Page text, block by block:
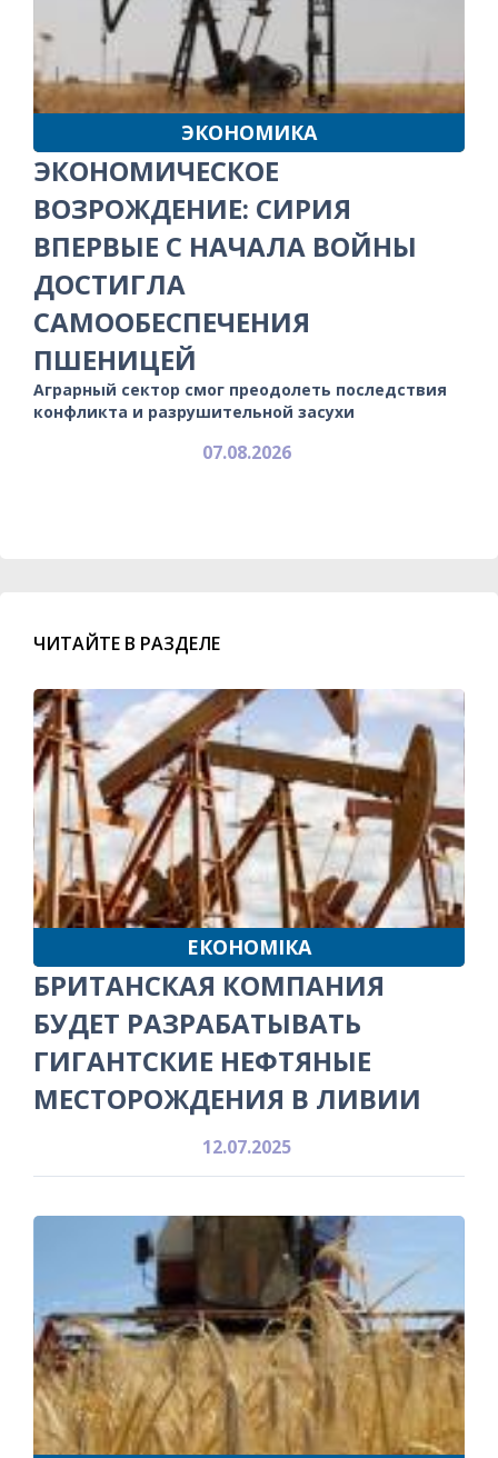
ЭКОНОМИКА
ЭКОНОМИЧЕСКОЕ
ВОЗРОЖДЕНИЕ: СИРИЯ
ВПЕРВЫЕ С НАЧАЛА ВОЙНЫ
ДОСТИГЛА
САМООБЕСПЕЧЕНИЯ
ПШЕНИЦЕЙ
Аграрный сектор смог преодолеть последствия
конфликта и разрушительной засухи
07.08.2026
ЧИТАЙТЕ В РАЗДЕЛЕ
ЕКОНОМІКА
БРИТАНСКАЯ КОМПАНИЯ
БУДЕТ РАЗРАБАТЫВАТЬ
ГИГАНТСКИЕ НЕФТЯНЫЕ
МЕСТОРОЖДЕНИЯ В ЛИВИИ
12.07.2025